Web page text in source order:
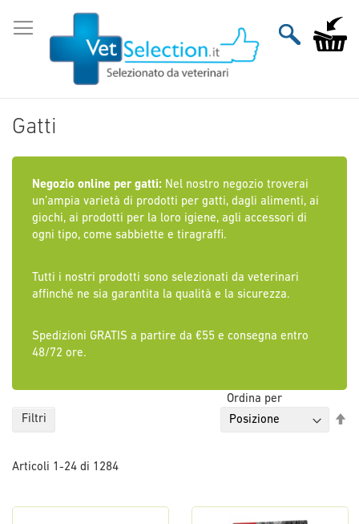
al
contenuto
Carrello
Gatti
Negozio online per gatti: Nel nostro negozio troverai
un’ampia varietà di prodotti per gatti, dagli alimenti, ai
giochi, ai prodotti per la loro igiene, agli accessori di
ogni tipo, come sabbiette e tiragraffi.
Tutti i nostri prodotti sono selezionati da veterinari
affinché ne sia garantita la qualità e la sicurezza.
Spedizioni GRATIS a partire da €55 e consegna entro
48/72 ore.
Articoli 1 -24 di 1284
Ordina per
Filtri